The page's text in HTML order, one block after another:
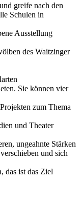
greife nach den
Schulen in
Ausstellung
des Waitzinger
Sie können vier
zum Thema
und Theater
ungeahnte Stärken
und sich
das ist das Ziel